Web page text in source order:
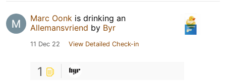
Marc Oonk is drinking an
Allemansvriend by Byr
11 Dec 22 View Detailed Check-in
1